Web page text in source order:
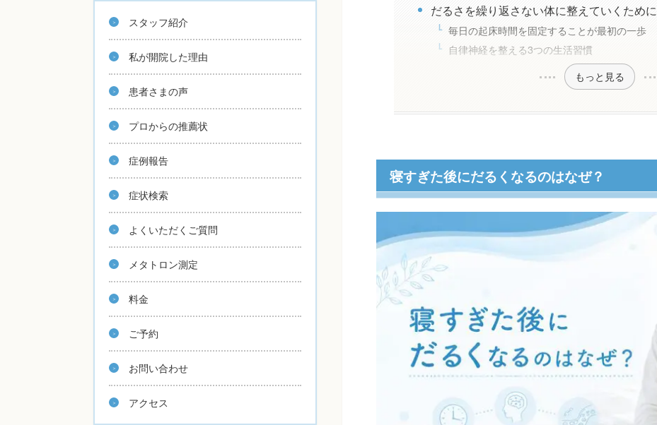
だるさを繰り返さない体に整えていくために
毎日の起床時間を固定することが最初の一歩
自律神経を整える3つの生活習慣
もっと見る
寝すぎた後にだるくなるのはなぜ？
スタッフ紹介
私が開院した理由
患者さまの声
プロからの推薦状
症例報告
症状検索
よくいただくご質問
メタトロン測定
料金
ご予約
お問い合わせ
アクセス